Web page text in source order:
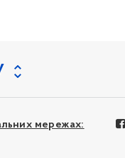
мережах: